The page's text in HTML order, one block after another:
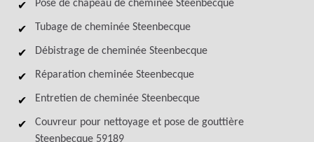
Pose de chapeau de cheminée Steenbecque
Tubage de cheminée Steenbecque
Débistrage de cheminée Steenbecque
Réparation cheminée Steenbecque
Entretien de cheminée Steenbecque
Couvreur pour nettoyage et pose de gouttière
Steenbecque 59189